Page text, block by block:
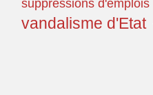
suppressions d'emplois
vandalisme d'Etat